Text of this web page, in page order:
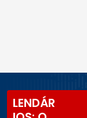
LENDÁR